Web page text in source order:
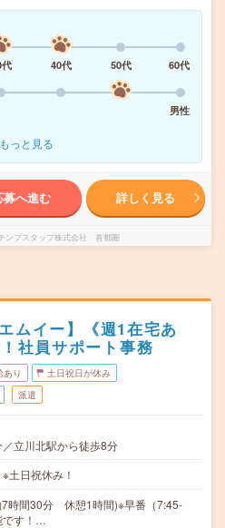
40代 50代
60代
男性
もっと見る
募へ進む 詳しく見る
ンプスタッフ株式会社 首都圏
ムイー】《週1在宅あ
社員サポート事務
あり 土日祝日が休み
派遣
立川北駅から徒歩8分
日祝休み！
時間30分 休憩1時間)※早番（7:45-
です！…